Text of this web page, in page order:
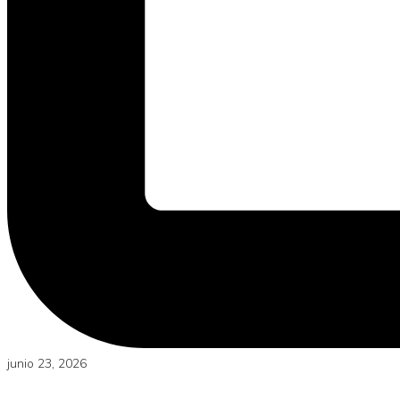
junio 23, 2026